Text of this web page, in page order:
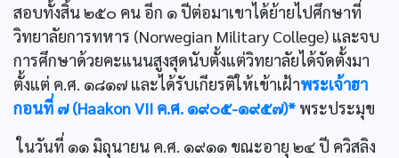
สอบทั้งสิ้น ๒๕๐ คน อีก ๑ ปีต่อมาเขาได้ย้ายไปศึกษาที่
วิทยาลัยการทหาร (Norwegian Military College) และจบ
การศึกษาด้วยคะแนนสูงสุดนับตั้งแต่วิทยาลัยได้จัดตั้งมา
ตั้งแต่ ค.ศ. ๑๘๑๗ และได้รับเกียรติให้เข้าเฝ้าพระเจ้าฮา
กอนที่ ๗ (Haakon VII ค.ศ. ๑๙๐๕-๑๙๕๗)* พระประมุข
ในวันที่ ๑๑ มิถุนายน ค.ศ. ๑๙๑๑ ขณะอายุ ๒๔ ปี ควิสลิง